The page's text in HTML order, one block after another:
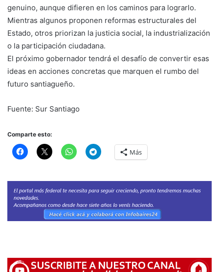
genuino, aunque difieren en los caminos para lograrlo.
Mientras algunos proponen reformas estructurales del
Estado, otros priorizan la justicia social, la industrialización
o la participación ciudadana.
El próximo gobernador tendrá el desafío de convertir esas
ideas en acciones concretas que marquen el rumbo del
futuro santiagueño.
Fuente: Sur Santiago
Comparte esto:
Más